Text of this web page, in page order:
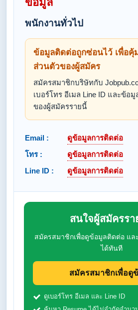
พนักงานทั่วไป
ข้อมูลติดต่อถูกซ่อนไว้ เพื่อคุ้
ส่วนตัวของผู้สมัคร
สมัครสมาชิกบริษัทกับ
เบอร์โทร อีเมล Line ID และข้อ
ของผู้สมัครรายนี้
Email :
ดูข้อมูลการติดต่อ
โทร :
ดูข้อมูลการติดต่อ
Line ID :
ดูข้อมูลการติดต่อ
สนใจผู้สมัครรา
สมัครสมาชิกเพื่อดูข้อมูลติดต่อ แล
ได้ทันที
สมัครสมาชิกเพื่อดู
ดูเบอร์โทร อีเมล และ Line ID